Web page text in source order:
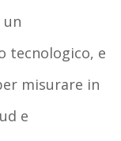
tecnologico, e
misurare in
e